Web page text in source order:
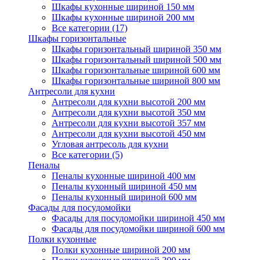
Шкафы кухонные шириной 150 мм
Шкафы кухонные шириной 200 мм
Все категории (17)
Шкафы горизонтальные
Шкафы горизонтальный шириной 350 мм
Шкафы горизонтальный шириной 500 мм
Шкафы горизонтальные шириной 600 мм
Шкафы горизонтальные шириной 800 мм
Антресоли для кухни
Антресоли для кухни высотой 200 мм
Антресоли для кухни высотой 350 мм
Антресоли для кухни высотой 357 мм
Антресоли для кухни высотой 450 мм
Угловая антресоль для кухни
Все категории (5)
Пеналы
Пеналы кухонные шириной 400 мм
Пеналы кухонный шириной 450 мм
Пеналы кухонный шириной 600 мм
Фасады для посудомойки
Фасады для посудомойки шириной 450 мм
Фасады для посудомойки шириной 600 мм
Полки кухонные
Полки кухонные шириной 200 мм